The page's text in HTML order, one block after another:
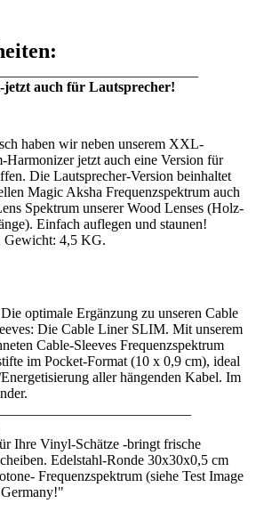
auch für Lautsprecher!
haben wir neben unserem XXL-
Harmonizer jetzt auch eine Version für
Die Lautsprecher-Version beinhaltet
Magic Aksha Frequenzspektrum auch
Spektrum unserer Wood Lenses (Holz-
Einfach auflegen und staunen!
Gewicht: 4,5 KG.
optimale Ergänzung zu unseren Cable
Die Cable Liner SLIM. Mit unserem
Cable-Sleeves Frequenzspektrum
im Pocket-Format (10 x 0,9 cm), ideal
aller hängenden Kabel. Im
Ihre Vinyl-Schätze -bringt frische
Edelstahl-Ronde 30x30x0,5 cm
Frequenzspektrum (siehe Test Image